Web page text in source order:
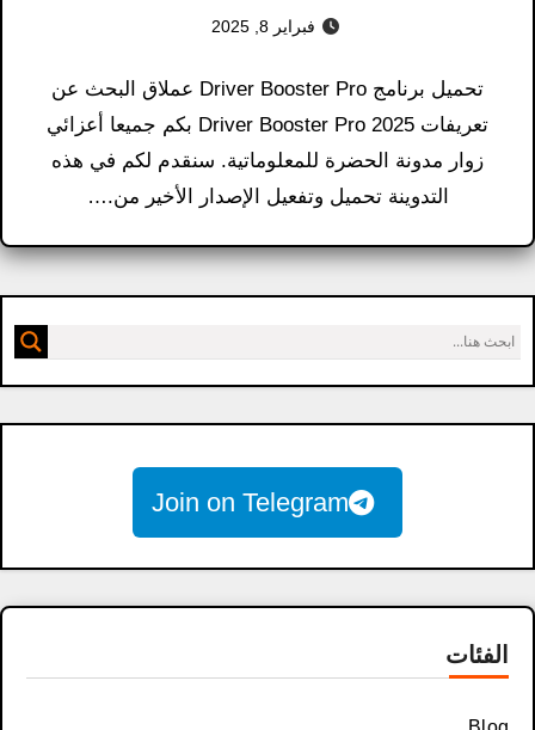
فبراير 8, 2025
تحميل برنامج Driver Booster Pro عملاق البحث عن
تعريفات 2025 Driver Booster Pro بكم جميعا أعزائي
زوار مدونة الحضرة للمعلوماتية. سنقدم لكم في هذه
التدوينة تحميل وتفعيل الإصدار الأخير من.…
Join on Telegram
الفئات